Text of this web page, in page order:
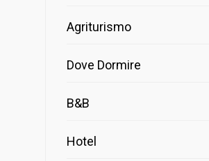
Agriturismo
Dove Dormire
B&B
Hotel